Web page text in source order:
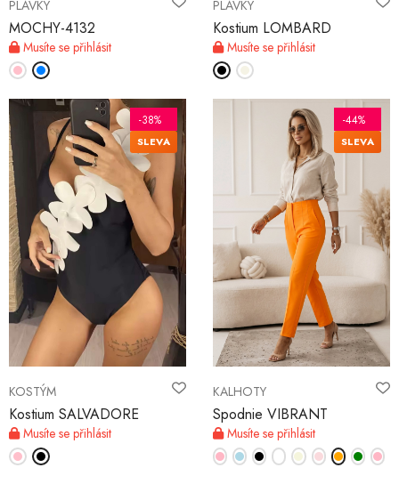
PLAVKY
MOCHY-4132
Musíte se přihlásit
PLAVKY
Kostium LOMBARD
Musíte se přihlásit
KOSTÝM
Kostium SALVADORE
Musíte se přihlásit
-38%
SLEVA
KALHOTY
Spodnie VIBRANT
Musíte se přihlásit
-44%
SLEVA